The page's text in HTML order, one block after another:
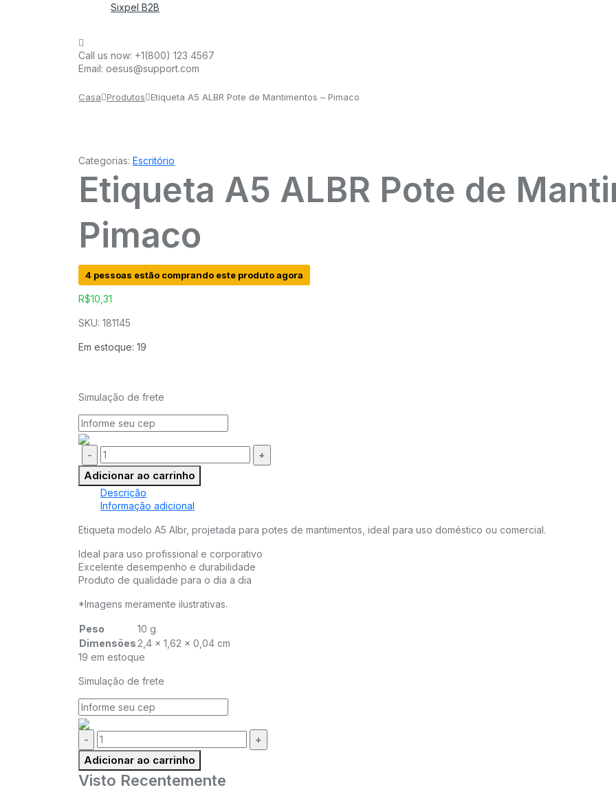
Sixpel B2B
Call us now: +1(800) 123 4567
Email: oesus@support.com
Casa Produtos Etiqueta A5 ALBR Pote de Mantimentos – Pimaco
Categorias: Escritório
Etiqueta A5 ALBR Pote de
Pimaco
4 pessoas estão comprando este produto agora
R$10,31
SKU: 181145
Em estoque: 19
Simulação de frete
Quantidade:
Adicionar ao carrinho
Descrição
Informação adicional
Etiqueta modelo A5 Albr, projetada para potes de mantimentos, ideal para uso doméstico ou comercial.
Ideal para uso profissional e corporativo
Excelente desempenho e durabilidade
Produto de qualidade para o dia a dia
*Imagens meramente ilustrativas.
Peso
10 g
Dimensões2,4 × 1,62 × 0,04 cm
19 em estoque
Simulação de frete
Quantidade:
Adicionar ao carrinho
Visto Recentemente